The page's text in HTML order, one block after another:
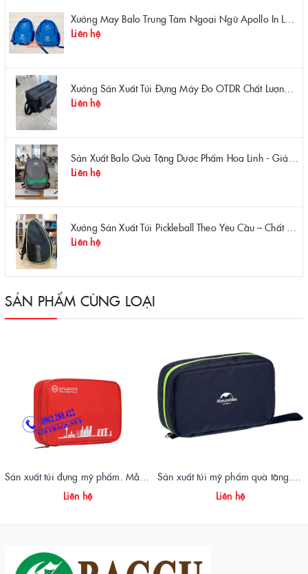
Liên hệ
Liên hệ
Liên hệ
Liên hệ
SẢN PHẨM CÙNG LOẠI
Liên hệ
Liên hệ